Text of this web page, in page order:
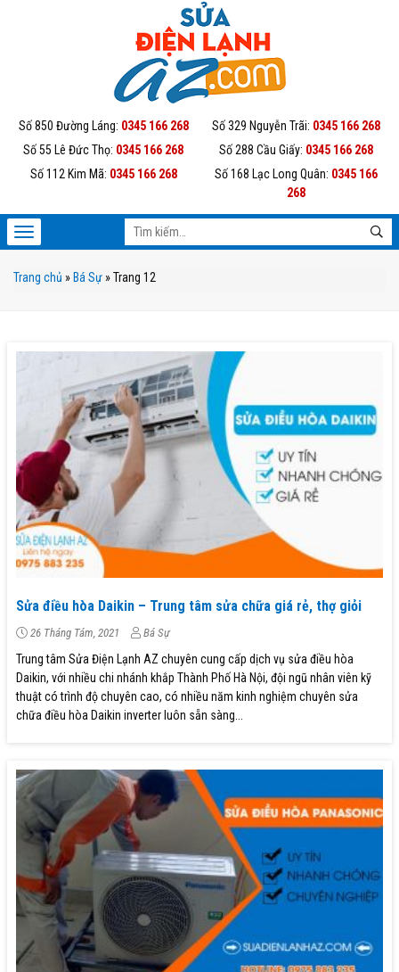
Số 850 Đường Láng: 0345 166 268 Số 329 Nguyễn Trãi: 0345 166 268
Số 55 Lê Đức Thọ: 0345 166 268 Số 288 Cầu Giấy: 0345 166 268
Số 112 Kim Mã: 0345 166 268 Số 168 Lạc Long Quân: 0345 166
268
Trang chủ » Bá Sự »Trang 12
Sửa điều hòa Daikin – Trung tâm sửa chữa giá rẻ, thợ giỏi
26 Tháng Tám, 2021 Bá Sự
Trung tâm Sửa Điện Lạnh AZ chuyên cung cấp dịch vụ sửa điều hòa
Daikin, với nhiều chi nhánh khắp Thành Phố Hà Nội, đội ngũ nhân viên kỹ
thuật có trình độ chuyên cao, có nhiều năm kinh nghiệm chuyên sửa
chữa điều hòa Daikin inverter luôn sẵn sàng...